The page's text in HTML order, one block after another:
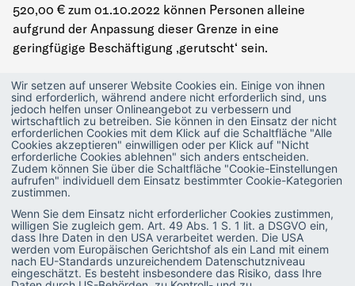
Wir setzen auf unserer Website Cookies ein. Einige von ihnen
sind erforderlich, während andere nicht erforderlich sind, uns
jedoch helfen unser Onlineangebot zu verbessern und
wirtschaftlich zu betreiben. Sie können in den Einsatz der nicht
erforderlichen Cookies mit dem Klick auf die Schaltfläche "Alle
Cookies akzeptieren" einwilligen oder per Klick auf "Nicht
erforderliche Cookies ablehnen" sich anders entscheiden.
Zudem können Sie über die Schaltfläche "Cookie-Einstellungen
aufrufen" individuell dem Einsatz bestimmter Cookie-Kategorien
zustimmen.
Wenn Sie dem Einsatz nicht erforderlicher Cookies zustimmen,
willigen Sie zugleich gem. Art. 49 Abs. 1 S. 1 lit. a DSGVO ein,
dass Ihre Daten in den USA verarbeitet werden. Die USA
werden vom Europäischen Gerichtshof als ein Land mit einem
nach EU-Standards unzureichendem Datenschutzniveau
eingeschätzt. Es besteht insbesondere das Risiko, dass Ihre
520,00 € zum 01.10.2022 können Personen alleine
aufgrund der Anpassung dieser Grenze in eine
geringfügige Beschäftigung ‚gerutscht‘ sein.
Für solche Fälle wurde eine -bis zum 31.12.2023
befristete- Bestandsschutzregelung eingeführt. Bis zu
diesem Datum bleibt die Versicherungspflicht in den
Sparten KV, PV und AV erhalten. Im Gegensatz dazu liegt
in der Rentenversicherung mit Eintritt der
Geringfügigkeit zum 01.10.2022 eine geringfügige
Beschäftigung vor.
Aufgrund dessen sind getrennte Beitragsnachweise
notwendig. Die SV-Beiträge für KV/PV und AV sind bei
der Krankenkasse des Mitarbeitenden nachzuweisen, die
RV-Beiträge hingegen bei der Minijobzentrale.